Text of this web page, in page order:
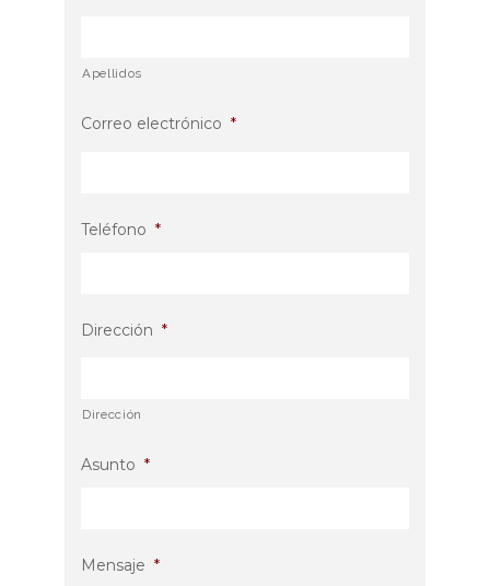
Apellidos
Correo electrónico *
Teléfono *
Dirección *
Dirección
Asunto *
Mensaje *